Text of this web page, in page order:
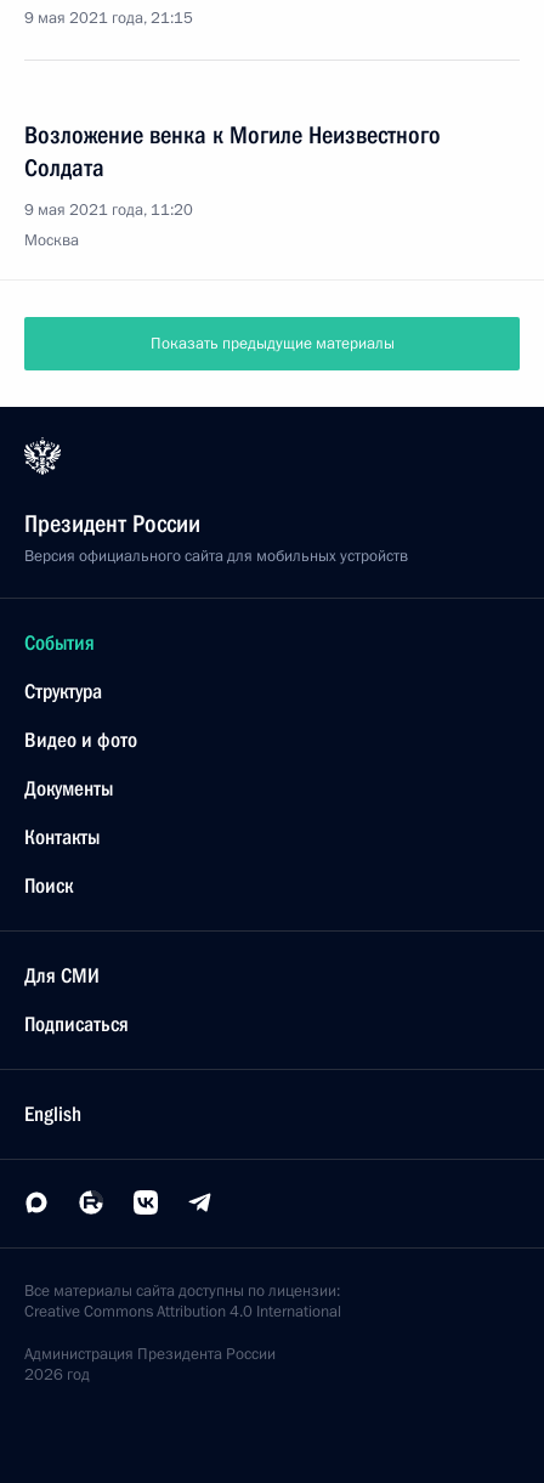
9 мая 2021 года, 21:15
Возложение венка к Могиле Неизвестного
Солдата
9 мая 2021 года, 11:20
Москва
Показать предыдущие материалы
Президент России
Версия официального сайта для мобильных устройств
События
Структура
Видео и фото
Документы
Контакты
Поиск
Для СМИ
Подписаться
English
Все материалы сайта доступны по лицензии:
Creative Commons Attribution 4.0 International
Администрация Президента России
2026 год